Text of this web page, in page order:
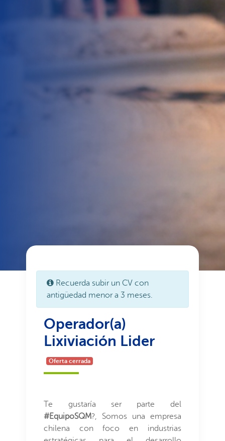
Recuerda subir un CV con
antigüedad menor a 3 meses.
Operador(a)
Lixiviación Lider
Oferta cerrada
Te gustaría ser parte del
#EquipoSQM?, Somos una empresa
chilena con foco en industrias